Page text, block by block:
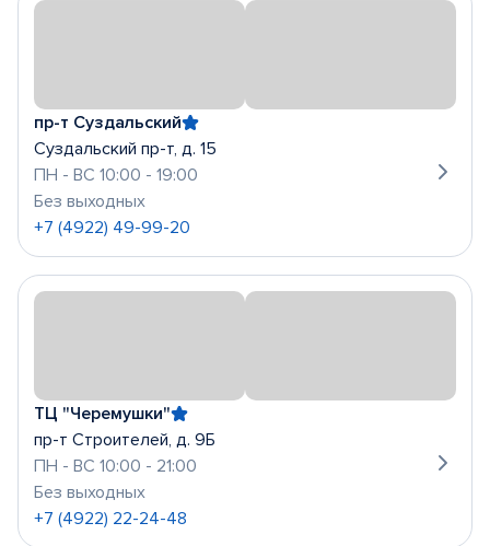
пр-т Суздальский
Суздальский пр-т, д. 15
ПН - ВС 10:00 - 19:00
Без выходных
+7 (4922) 49-99-20
ТЦ "Черемушки"
пр-т Строителей, д. 9Б
ПН - ВС 10:00 - 21:00
Без выходных
+7 (4922) 22-24-48